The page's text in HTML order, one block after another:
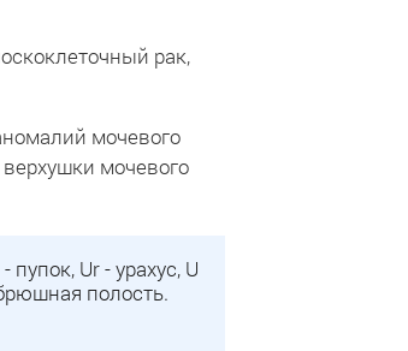
рак,
мочевого
мочевого
Ur - урахус, U
полость.